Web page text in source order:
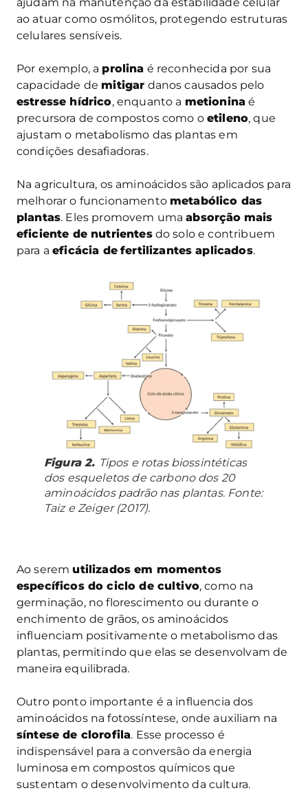
ao atuar como osmólitos, protegendo estruturas
celulares sensíveis.
Por exemplo, a prolina é reconhecida por sua
capacidade de mitigar danos causados pelo
estresse hídrico, enquanto a metionina é
precursora de compostos como o etileno, que
ajustam o metabolismo das plantas em
condições desafiadoras.
Na agricultura, os aminoácidos são aplicados para
melhorar o funcionamento metabólico das
plantas. Eles promovem umaabsorção mais
eficiente de nutrientesdo solo e contribuem
para aeficácia de fertilizantes aplicados.
Figura 2. Tipos e rotas biossintéticas
dos esqueletos de carbono dos 20
aminoácidos padrão nas plantas. Fonte:
Taiz e Zeiger (2017).
Ao serem utilizados em momentos
específicos do ciclo de cultivo, como na
germinação, no florescimento ou durante o
enchimento de grãos, os aminoácidos
influenciam positivamente o metabolismo das
plantas, permitindo que elas se desenvolvam de
maneira equilibrada.
Outro ponto importante é a influencia dos
aminoácidos na fotossíntese, onde auxiliam na
síntese de clorofila. Esse processo é
indispensável para a conversão da energia
luminosa em compostos químicos que
sustentam o desenvolvimento da cultura.